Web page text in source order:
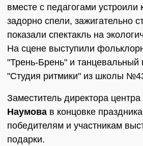
вместе с педагогами устроили
задорно спели, зажигательно
показали спектакль на
На сцене выступили
"Трень-Брень" и танцевальный
"Студия ритмики" из школы
Заместитель директора центра
Наумова в концовке
победителям и участникам
подарки.